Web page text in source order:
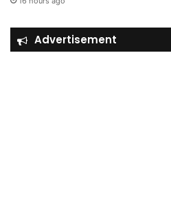
Advertisement